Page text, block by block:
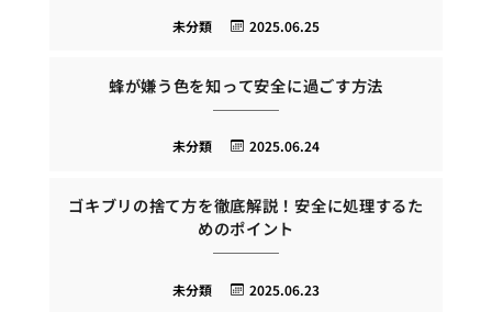
2025.06.25
未分類
蜂が嫌う色を知って安全に過ごす方法
2025.06.24
未分類
ゴキブリの捨て方を徹底解説！安全に処理するた
めのポイント
2025.06.23
未分類